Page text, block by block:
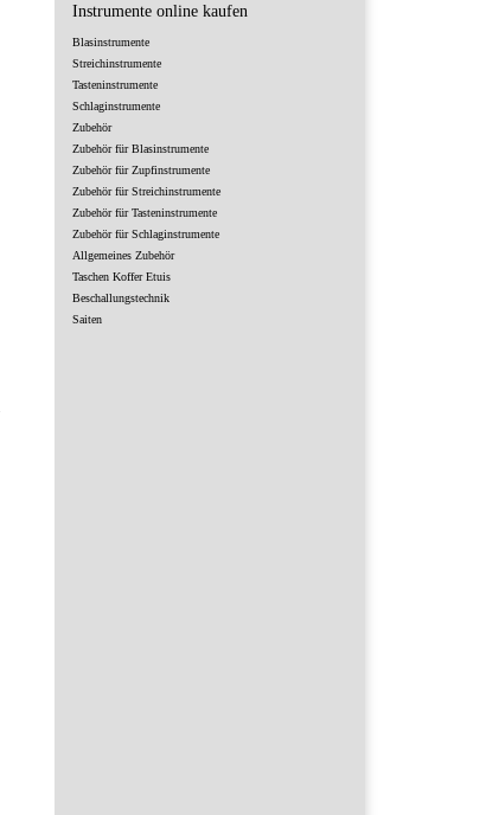
Instrumente online kaufen
Blasinstrumente
Streichinstrumente
Tasteninstrumente
Schlaginstrumente
Zubehör
Zubehör für Blasinstrumente
Zubehör für Zupfinstrumente
Zubehör für Streichinstrumente
Zubehör für Tasteninstrumente
Zubehör für Schlaginstrumente
Allgemeines Zubehör
Taschen Koffer Etuis
Beschallungstechnik
Saiten